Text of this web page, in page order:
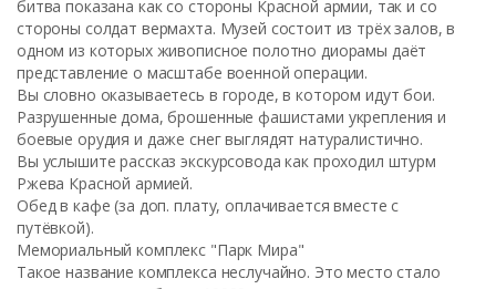
битва показана как со стороны Красной армии, так и со
стороны солдат вермахта. Музей состоит из трёх залов, в
одном из которых живописное полотно диорамы даёт
представление о масштабе военной операции.
Вы словно оказываетесь в городе, в котором идут бои.
Разрушенные дома, брошенные фашистами укрепления и
боевые орудия и даже снег выглядят натуралистично.
Вы услышите рассказ экскурсовода как проходил штурм
Ржева Красной армией.
Обед в кафе (за доп. плату, оплачивается вместе с
путёвкой).
Мемориальный комплекс "Парк Мира"
Такое название комплекса неслучайно. Это место стало